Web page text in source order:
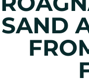
SAND